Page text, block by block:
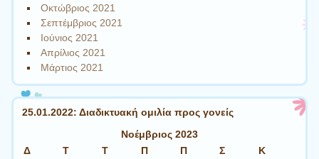
Οκτώβριος 2021
Σεπτέμβριος 2021
Ιούνιος 2021
Απρίλιος 2021
Μάρτιος 2021
25.01.2022: Διαδικτυακή ομιλία προς γονείς
Νοέμβριος 2023
Δ
Τ Τ Π Π Σ
Κ